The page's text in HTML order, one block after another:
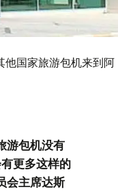
他国家旅游包机来到阿
游包机没有
更多这样的
会主席达斯